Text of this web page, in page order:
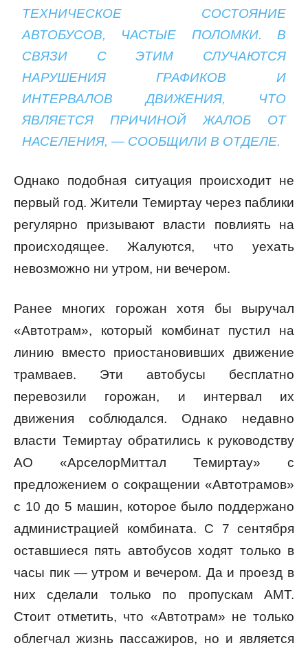
ТЕХНИЧЕСКОЕ СОСТОЯНИЕ
АВТОБУСОВ, ЧАСТЫЕ ПОЛОМКИ. В
СВЯЗИ С ЭТИМ СЛУЧАЮТСЯ
НАРУШЕНИЯ ГРАФИКОВ И
ИНТЕРВАЛОВ ДВИЖЕНИЯ, ЧТО
ЯВЛЯЕТСЯ ПРИЧИНОЙ ЖАЛОБ ОТ
НАСЕЛЕНИЯ, — СООБЩИЛИ В ОТДЕЛЕ.
Однако подобная ситуация происходит не
первый год. Жители Темиртау через паблики
регулярно призывают власти повлиять на
происходящее. Жалуются, что уехать
невозможно ни утром, ни вечером.
Ранее многих горожан хотя бы выручал
«Автотрам», который комбинат пустил на
линию вместо приостановивших движение
трамваев. Эти автобусы бесплатно
перевозили горожан, и интервал их
движения соблюдался. Однако недавно
власти Темиртау обратились к руководству
АО «АрселорМиттал Темиртау» с
предложением о сокращении «Автотрамов»
с 10 до 5 машин, которое было поддержано
администрацией комбината. С 7 сентября
оставшиеся пять автобусов ходят только в
часы пик — утром и вечером. Да и проезд в
них сделали только по пропускам АМТ.
Стоит отметить, что «Автотрам» не только
облегчал жизнь пассажиров, но и является